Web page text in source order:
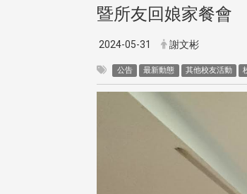
暨所友回娘家餐會
2024-05-31 謝文彬
公告 最新動態 其他校友活動